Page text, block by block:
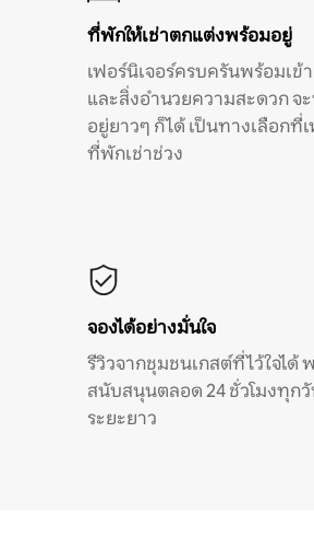
ที่พักให้เช่าตกแต่งพร้อมอยู่
เฟอร์นิเจอร์ครบครันพร้อมเข้
และสิ่งอำนวยความสะดวก จ
อยู่ยาวๆ ก็ได้ เป็นทางเลือกที่
ที่พักเช่าช่วง
จองได้อย่างมั่นใจ
รีวิวจากชุมชนเกสต์ที่ไว้ใจได้
สนับสนุนตลอด 24 ชั่วโมงทุก
ระยะยาว